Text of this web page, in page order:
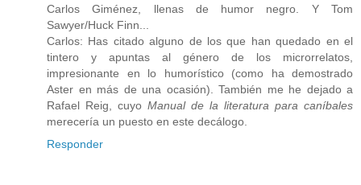
Carlos Giménez, llenas de humor negro. Y Tom
Sawyer/Huck Finn...
Carlos: Has citado alguno de los que han quedado en el
tintero y apuntas al género de los microrrelatos,
impresionante en lo humorístico (como ha demostrado
Aster en más de una ocasión). También me he dejado a
Rafael Reig, cuyo Manual de la literatura para caníbales
merecería un puesto en este decálogo.
Responder